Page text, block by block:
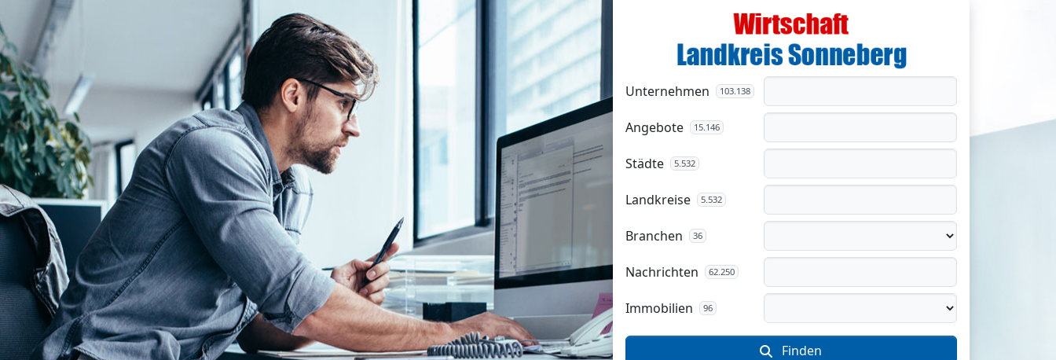
Unternehmen 103.138
Angebote 15.146
Städte 5.532
Landkreise 5.532
Branchen 36
Nachrichten 62.250
Immobilien 96
Finden